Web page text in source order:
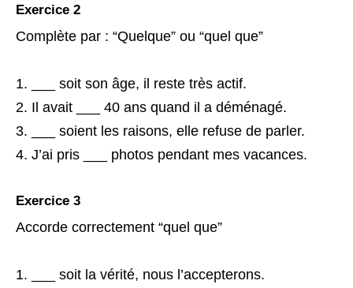
Exercice 2
Complète par : “Quelque” ou “quel que”
___ soit son âge, il reste très actif.
Il avait ___ 40 ans quand il a déménagé.
___ soient les raisons, elle refuse de parler.
J’ai pris ___ photos pendant mes vacances.
Exercice 3
Accorde correctement “quel que”
___ soit la vérité, nous l’accepterons.